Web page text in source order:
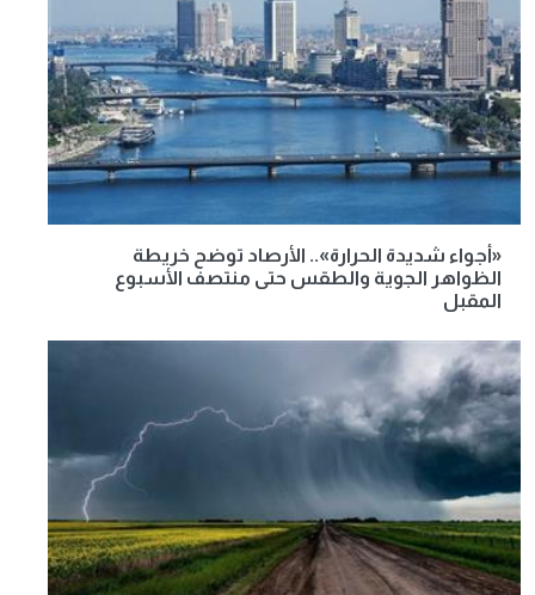
«أجواء شديدة الحرارة».. الأرصاد توضح خريطة
الظواهر الجوية والطقس حتى منتصف الأسبوع
المقبل